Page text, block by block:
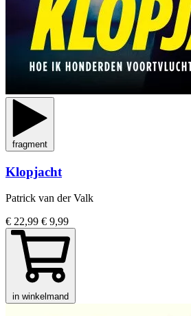
fragment
Klopjacht
Patrick van der Valk
€ 22,99 € 9,99
in winkelmand